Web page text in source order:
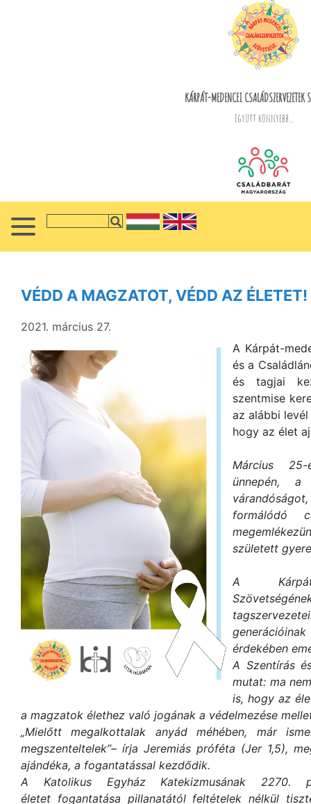
KÁRPÁT-MEDENCEI CSALÁDSZERVEZETEK
Együtt könnyebb...
VÉDD A MAGZATOT, VÉDD AZ ÉLETET!
2021. március 27.
A Kárpát-
és a
és tagjai
szentmise
az alábbi
hogy az élet
Március 25-
ünnepén,
formálódó
született
A Kárpát-
érdekében
A Szentírás
mutat: ma
is, hogy az
a magzatok élethez való jogának a védelmezése
„Mielőtt megalkottalak anyád méhében, már
megszenteltelek”– írja Jeremiás próféta (Jer 1,5),
ajándéka, a fogantatással kezdődik.
A Katolikus Egyház Katekizmusának 2270.
életet fogantatása pillanatától feltételek nélkül